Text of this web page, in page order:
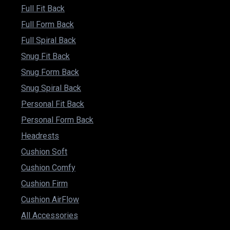
Full Fit Back
Full Form Back
Full Spiral Back
Snug Fit Back
Snug Form Back
Snug Spiral Back
Personal Fit Back
Personal Form Back
Headrests
Cushion Soft
Cushion Comfy
Cushion Firm
Cushion AirFlow
All Accessories